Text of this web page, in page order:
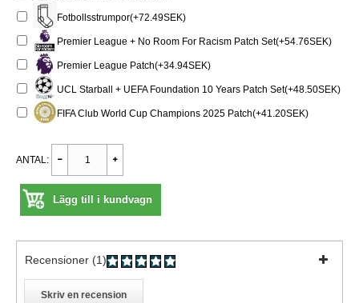
Fotbollsstrumpor(+72.49SEK)
Premier League + No Room For Racism Patch Set(+54.76SEK)
Premier League Patch(+34.94SEK)
UCL Starball + UEFA Foundation 10 Years Patch Set(+48.50SEK)
FIFA Club World Cup Champions 2025 Patch(+41.20SEK)
ANTAL:
Lägg till i kundvagn
Recensioner (1)
Skriv en recension